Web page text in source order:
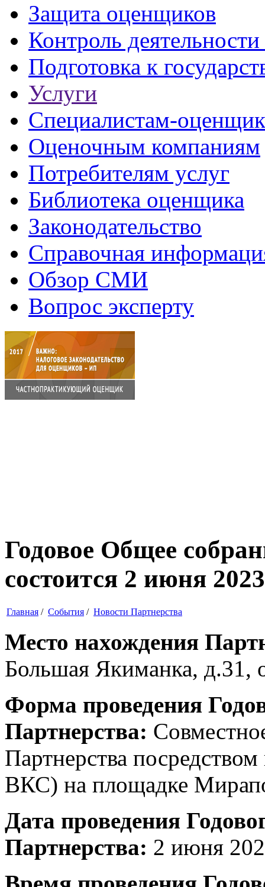
Защита оценщиков
Контроль
Подготовка к
Услуги
Специалистам-
Оценочным компаниям
Потребителям услуг
Библиотека оценщика
Законодательство
Справочная
Обзор СМИ
Вопрос эксперту
Годовое Общее
состоится 2 июня
Главная / События / Новости Партнерства
Место нахождения
Большая Якиманка, д.31,
Форма проведения
Партнерства:
Партнерства
ВКС) на площадке
Дата проведения
Партнерства: 2 июня